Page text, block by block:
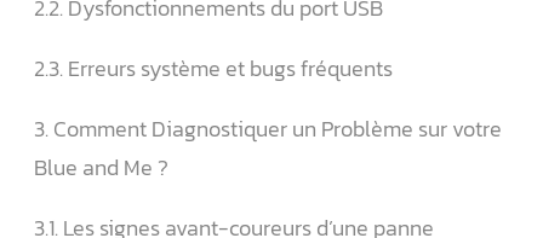
2.2. Dysfonctionnements du port USB
2.3. Erreurs système et bugs fréquents
3. Comment Diagnostiquer un Problème sur votre
Blue and Me ?
3.1. Les signes avant-coureurs d’une panne